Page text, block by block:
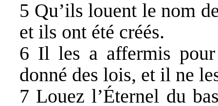
5 Qu’ils louent le nom
et ils ont été créés.
6 Il les a affermis
donné des lois, et il ne
7 Louez l’Éternel du